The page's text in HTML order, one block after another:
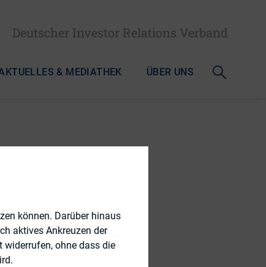
Deutscher Investor Relations Verband
& MEDIATHEK ÜBER UNS
können. Darüber hinaus
aktives Ankreuzen der
widerrufen, ohne dass die